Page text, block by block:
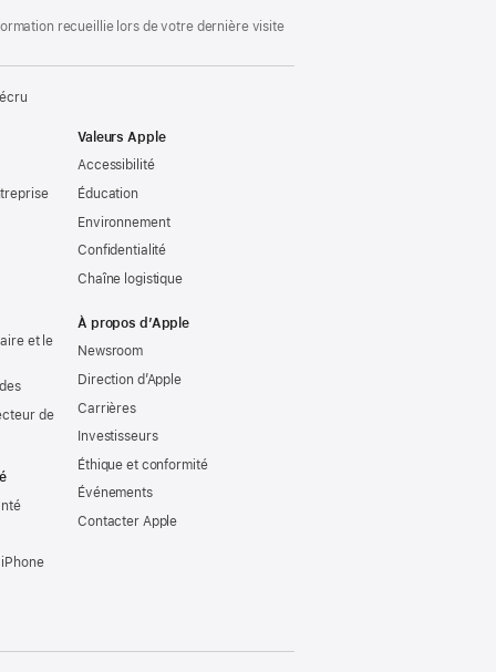
recueillie lors de votre dernière visite
et le
de
Valeurs Apple
Accessibilité
Éducation
Environnement
Confidentialité
Chaîne logistique
À propos d’Apple
Newsroom
Direction d’Apple
Carrières
Investisseurs
Éthique et conformité
Événements
Contacter Apple